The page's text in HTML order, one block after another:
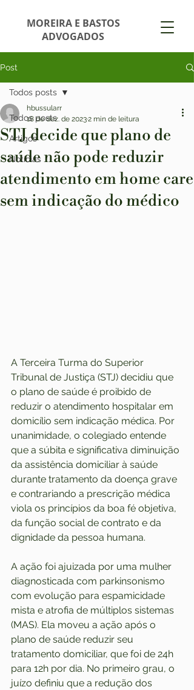
MOREIRA E BASTOS
ADVOGADOS
Post
Todos posts
Artigos
Notícias
Todos posts
STJ decide que plano de
saúde não pode reduzir
atendimento em home care
sem indicação do médico
hbussularr
18 de dez. de 20232 min de leitura
A Terceira Turma do Superior
Tribunal de Justiça (STJ) decidiu que
o plano de saúde é proibido de
reduzir o atendimento hospitalar em
domicílio sem indicação médica. Por
unanimidade, o colegiado entende
que a súbita e significativa diminuição
da assistência domiciliar à saúde
durante tratamento da doença grave
e contrariando a prescrição médica
viola os princípios da boa fé objetiva,
da função social de contrato e da
dignidade da pessoa humana.
A ação foi ajuizada por uma mulher
diagnosticada com parkinsonismo
com evolução para espamicidade
mista e atrofia de múltiplos sistemas
(MAS). Ela moveu a ação após o
plano de saúde reduzir seu
tratamento domiciliar, que foi de 24h
para 12h por dia. No primeiro grau, o
juízo definiu que a redução dos